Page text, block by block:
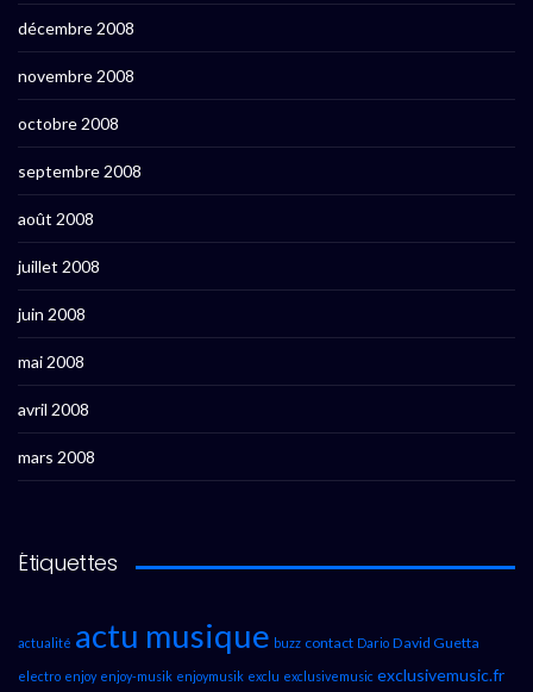
décembre 2008
novembre 2008
octobre 2008
septembre 2008
août 2008
juillet 2008
juin 2008
mai 2008
avril 2008
mars 2008
Étiquettes
actualité actu musique buzz contact Dario David Guetta
electro enjoy enjoy-musik enjoymusik exclu exclusivemusic exclusivemusic.fr